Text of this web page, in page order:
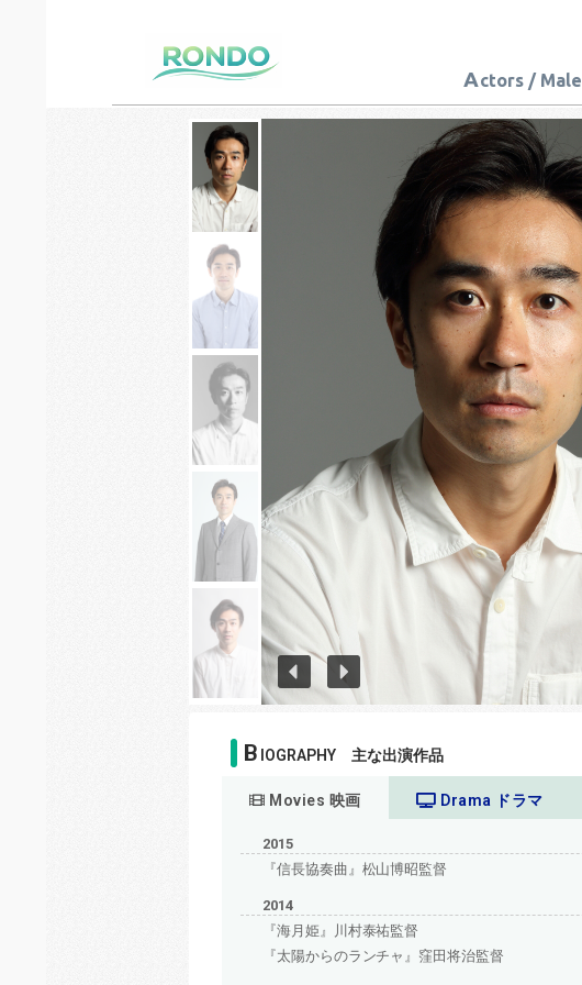
ロンド
芸能プロダクション
Actors / Male
B IOGRAPHY 主な出演作品
Movies 映画 Drama ドラマ
2015
『信長協奏曲』松山博昭監督
2014
『海月姫』川村泰祐監督
『太陽からのランチャ』窪田将治監督